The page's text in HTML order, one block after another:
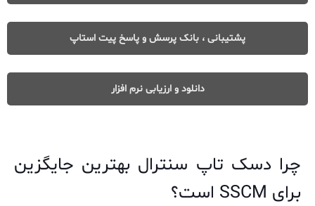
پشتیبانی ، بانک پرسش و پاسخ پیت استاپ
دانلود و ارزیابی نرم افزار
چرا دسک تاپ سنترال بهترین جایگزین
برای SSCM است؟
✧
سلف سرویس کاربران
DDI